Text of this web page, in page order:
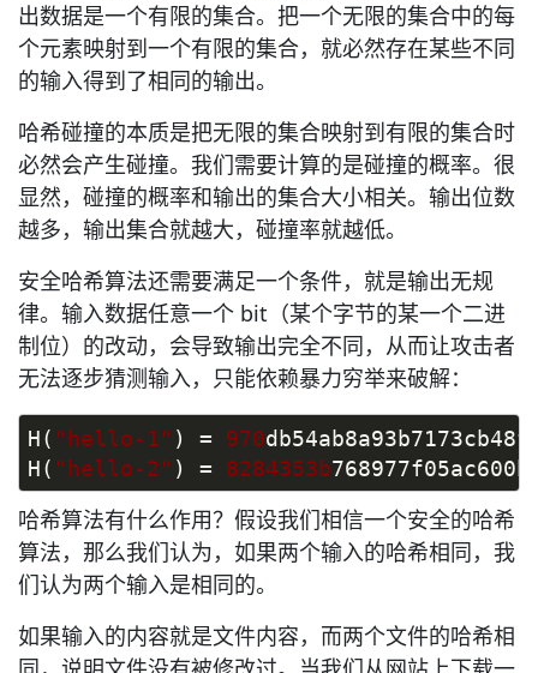
出数据是一个有限的集合。把一个无限的集合中的每
个元素映射到一个有限的集合，就必然存在某些不同
的输入得到了相同的输出。
哈希碰撞的本质是把无限的集合映射到有限的集合时
必然会产生碰撞。我们需要计算的是碰撞的概率。很
显然，碰撞的概率和输出的集合大小相关。输出位数
越多，输出集合就越大，碰撞率就越低。
安全哈希算法还需要满足一个条件，就是输出无规
律。输入数据任意一个 bit（某个字节的某一个二进
制位）的改动，会导致输出完全不同，从而让攻击者
无法逐步猜测输入，只能依赖暴力穷举来破解：
H( "hello-1" ) = 970
H( "hello-2" ) = 8284353b
哈希算法有什么作用？假设我们相信一个安全的哈希
算法，那么我们认为，如果两个输入的哈希相同，我
们认为两个输入是相同的。
如果输入的内容就是文件内容，而两个文件的哈希相